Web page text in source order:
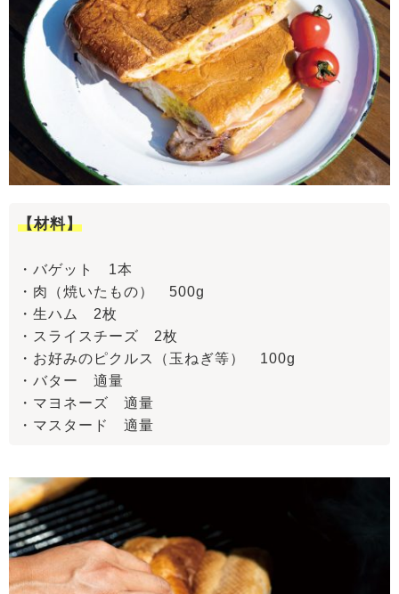
【材料】
・バゲット 1本
・肉（焼いたもの） 500g
・生ハム 2枚
・スライスチーズ 2枚
・お好みのピクルス（玉ねぎ等） 100g
・バター 適量
・マヨネーズ 適量
・マスタード 適量